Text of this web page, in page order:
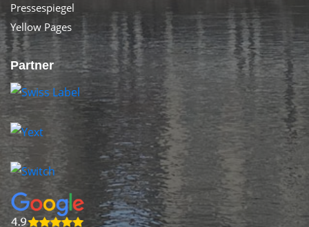
Pressespiegel
Yellow Pages
Partner